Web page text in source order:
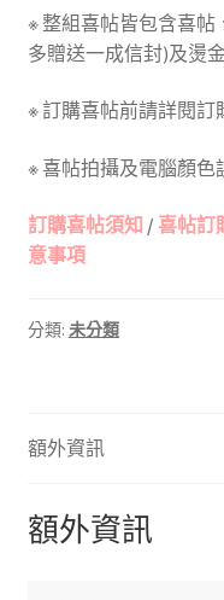
※ 整組喜帖皆包含喜帖
多贈送一成信封)及燙
※ 訂購喜帖前請詳閱訂
※ 喜帖拍攝及電腦顏色
訂購喜帖須知 / 喜帖訂
意事項
分類: 未分類
額外資訊
額外資訊